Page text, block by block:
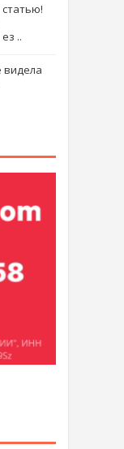
статью!
..
видела